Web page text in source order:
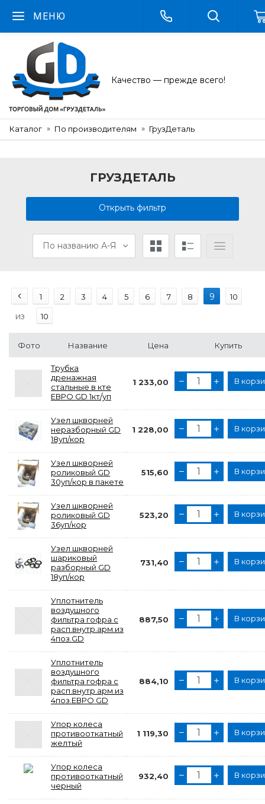
МЕНЮ
Качество — прежде всего!
Каталог По производителям ГрузДеталь
ГРУЗДЕТАЛЬ
Открыть фильтр
По названию А-Я
1 2 3 4 5 6 7 8 9 10
из 10
Фото Название Цена Купить
Трубка
дренажная
стальные в кте
ЕВРО GD 1кт/уп
1 233,00 В
Узел шкворней
неразборный GD
18уп/кор
1 228,00 В
Узел шкворней
роликовый GD
30уп/кор в пакете
515,60 В
Узел шкворней
роликовый GD
36уп/кор
523,20 В
Узел шкворней
шариковый
разборный GD
18уп/кор
731,40 В
Уплотнитель
воздушного
фильтра гофра с
расп.внутр.арм.из
4поз.GD
887,50 В
Уплотнитель
воздушного
фильтра гофра с
расп.внутр.арм.из
4поз.ЕВРО GD
884,10 В
Упор колеса
противооткатный
желтый
1 119,30 В
Упор колеса
противооткатный
черный
932,40 В